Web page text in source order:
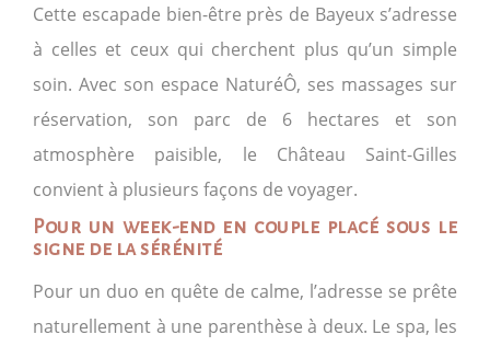
Cette escapade bien-être près de Bayeux s’adresse
à celles et ceux qui cherchent plus qu’un simple
soin. Avec son espace NaturéÔ, ses massages sur
réservation, son parc de 6 hectares et son
atmosphère paisible, le Château Saint-Gilles
convient à plusieurs façons de voyager.
Pour un week-end en couple placé sous le
signe de la sérénité
Pour un duo en quête de calme, l’adresse se prête
naturellement à une parenthèse à deux. Le spa, les